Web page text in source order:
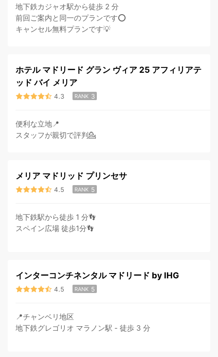
地下鉄カジャオ駅から徒歩 2 分
前回ご案内と同一のプランです⭕️
キャンセル無料プランです💡
ホテル マドリード グラン ヴィア 25 アフィリアテ
ッド バイ メリア
4.3 RANK 3
便利な立地📍
スタッフが親切で評判💁
メリア マドリッド プリンセサ
4.5 RANK 5
地下鉄駅から徒歩 1 分👣
スペイン広場 徒歩1分👣
インターコンチネンタル マドリード by IHG
4.5 RANK 5
📍チャンベリ地区
地下鉄グレゴリオ マラノン駅 - ‪徒歩 3 分‬